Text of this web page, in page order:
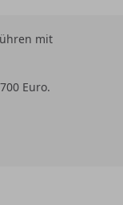
mit
Euro.